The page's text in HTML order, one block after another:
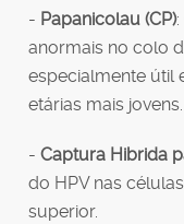
- Papanicolau (CP)
anormais no colo
especialmente útil
etárias mais jovens.
- Captura Hibrida
do HPV nas
superior.